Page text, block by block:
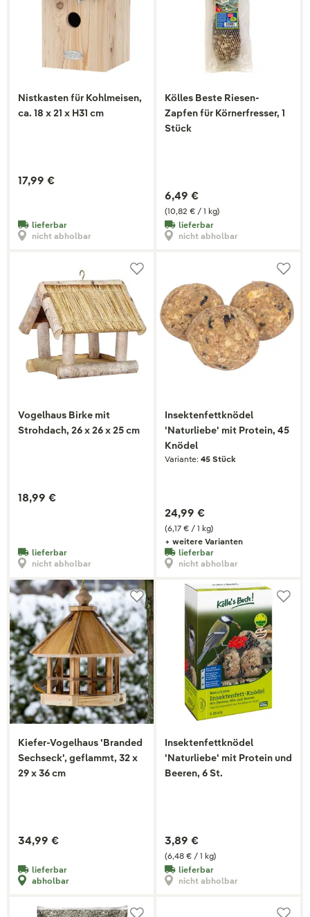
Nistkasten für Kohlmeisen,
ca. 18 x 21 x H31 cm
17,99 €
lieferbar
nicht abholbar
Kölles Beste Riesen-
Zapfen für Körnerfresser, 1
Stück
(10,82 € / 1 kg)
6,49 €
lieferbar
nicht abholbar
Vogelhaus Birke mit
Strohdach, 26 x 26 x 25 cm
18,99 €
lieferbar
nicht abholbar
Insektenfettknödel
'Naturliebe' mit Protein, 45
Knödel
Variante: 45 Stück
(6,17 € / 1 kg)
24,99 €
+ weitere Varianten
lieferbar
nicht abholbar
Kiefer-Vogelhaus 'Branded
Sechseck', geflammt, 32 x
29 x 36 cm
34,99 €
lieferbar
abholbar
Insektenfettknödel
'Naturliebe' mit Protein und
Beeren, 6 St.
(6,48 € / 1 kg)
3,89 €
lieferbar
nicht abholbar